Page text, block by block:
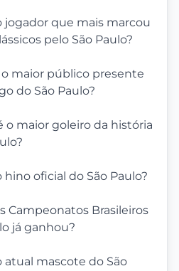
jogador que mais marcou
pelo São Paulo?
o maior público presente
do São Paulo?
o maior goleiro da história
hino oficial do São Paulo?
Campeonatos Brasileiros
já ganhou?
atual mascote do São